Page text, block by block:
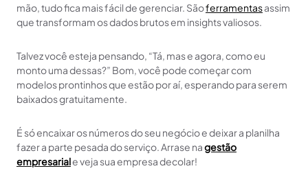
mão, tudo fica mais fácil de gerenciar. Sãoferramentasassim
que transformam os dados brutos em insights valiosos.
Talvez você esteja pensando, “Tá, mas e agora, como eu
monto uma dessas?” Bom, você pode começar com
modelos prontinhos que estão por aí, esperando para serem
baixados gratuitamente.
É só encaixar os números do seu negócio e deixar a planilha
fazer a parte pesada do serviço. Arrase nagestão
empresariale veja sua empresa decolar!